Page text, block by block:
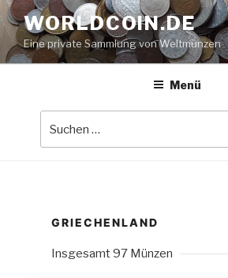
Zum
Inhalt
springen
WORLDCOIN.DE
Eine private Sammlung von Weltmünzen
Menü
GRIECHENLAND
Insgesamt 97 Münzen